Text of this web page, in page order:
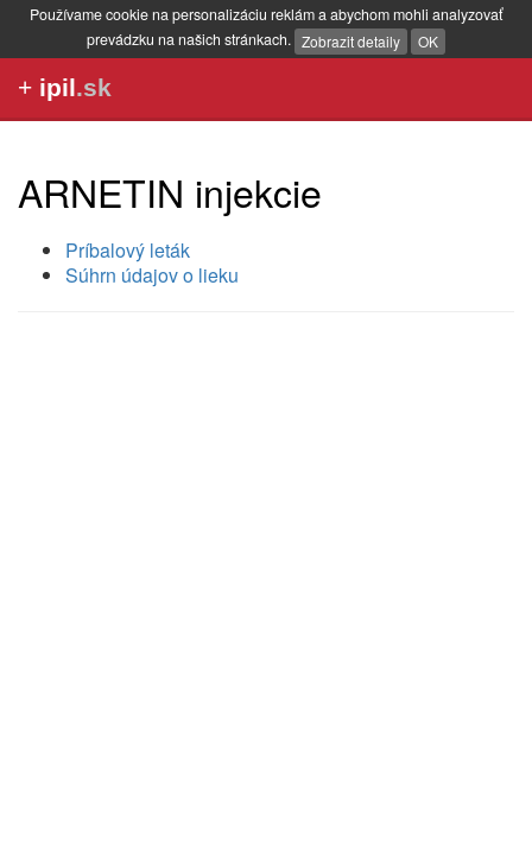
Používame cookie na personalizáciu reklám a abychom mohli analyzovať
prevádzku na našich stránkach. Zobrazit detaily OK
+ ipil.sk
ARNETIN injekcie
Príbalový leták
Súhrn údajov o lieku